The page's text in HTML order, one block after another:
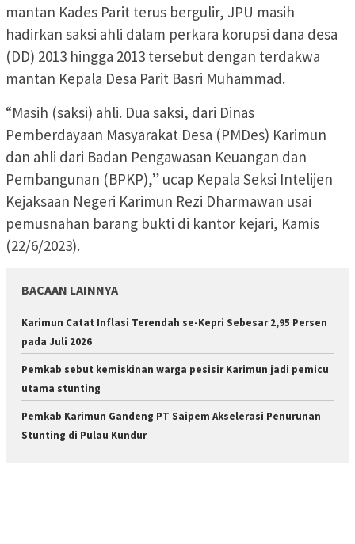
mantan Kades Parit terus bergulir, JPU masih
hadirkan saksi ahli dalam perkara korupsi dana desa
(DD) 2013 hingga 2013 tersebut dengan terdakwa
mantan Kepala Desa Parit Basri Muhammad.
“Masih (saksi) ahli. Dua saksi, dari Dinas
Pemberdayaan Masyarakat Desa (PMDes) Karimun
dan ahli dari Badan Pengawasan Keuangan dan
Pembangunan (BPKP),” ucap Kepala Seksi Intelijen
Kejaksaan Negeri Karimun Rezi Dharmawan usai
pemusnahan barang bukti di kantor kejari, Kamis
(22/6/2023).
BACAAN LAINNYA
Karimun Catat Inflasi Terendah se-Kepri Sebesar 2,95 Persen
pada Juli 2026
Pemkab sebut kemiskinan warga pesisir Karimun jadi pemicu
utama stunting
Pemkab Karimun Gandeng PT Saipem Akselerasi Penurunan
Stunting di Pulau Kundur